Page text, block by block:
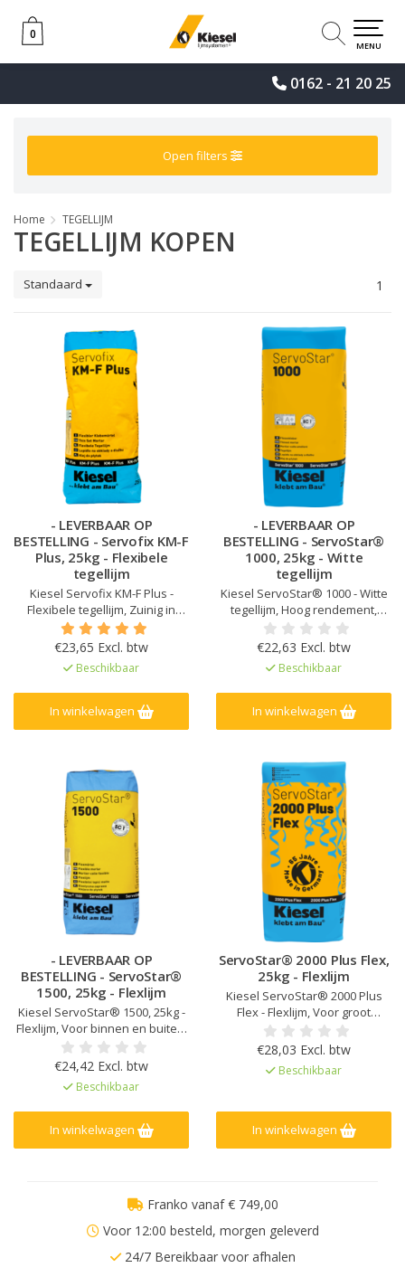
0162 - 21 20 25
0
0
MENU
Open filters
Home TEGELLIJM
TEGELLIJM KOPEN
Standaard 1
- LEVERBAAR OP
BESTELLING - Servofix KM-F
Plus, 25kg - Flexibele
tegellijm
Kiesel Servofix KM-F Plus -
Flexibele tegellijm, Zuinig in
gebruik, Voor binnen en buiten
gebruik, Ook geschikt voor niet
zuigende tegels, Geschikt voor
ondergronden met
vloerverwarming
€23,65 Excl. btw
Beschikbaar
In winkelwagen
- LEVERBAAR OP
BESTELLING - ServoStar®
1000, 25kg - Witte
tegellijm
Kiesel ServoStar® 1000 - Witte
tegellijm, Hoog rendement,
Geschikt voor vloerverwarming,
Voor fijn steengoed binnen,
Voor gebruik binnen en buiten,
Getest volgens EN 12 004 C2 TE
€22,63 Excl. btw
Beschikbaar
In winkelwagen
- LEVERBAAR OP
BESTELLING - ServoStar®
1500, 25kg - Flexlijm
Kiesel ServoStar® 1500, 25kg -
Flexlijm, Voor binnen en buiten,
Porseleinen steengoed voor
binnen, Hoog rendement,
Lange ‘open tijd’, Goede
stabiliteit, Zeer lage uitstoot
€24,42 Excl. btw
Beschikbaar
In winkelwagen
ServoStar® 2000 Plus Flex,
25kg - Flexlijm
Kiesel ServoStar® 2000 Plus
Flex - Flexlijm, Voor groot
formaat tegels, Voor niet-
zuigende tegels, Voor binnen
en buiten, Hoog rendement,
Hoog standvermogen en
Voor laagdiktes tot 10mm,
Geschikt voor vloerverwarming
€28,03 Excl. btw
Beschikbaar
In winkelwagen
Franko vanaf € 749,00
Voor 12:00 besteld, morgen geleverd
24/7 Bereikbaar voor afhalen